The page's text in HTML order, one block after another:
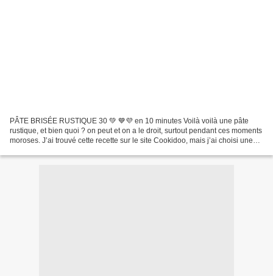
PÂTE BRISÉE RUSTIQUE 30 💚 💙💜 en 10 minutes Voilà voilà une pâte
rustique, et bien quoi ? on peut et on a le droit, surtout pendant ces moments
moroses. J’ai trouvé cette recette sur le site Cookidoo, mais j’ai choisi une